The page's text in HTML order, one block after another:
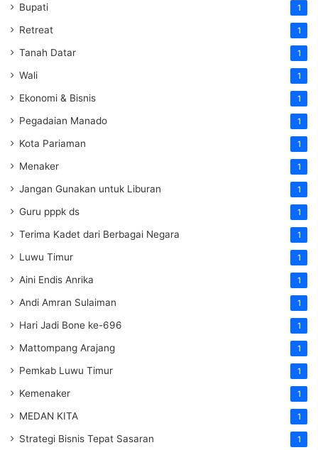
Bupati 1
Retreat 1
Tanah Datar 1
Wali 1
Ekonomi & Bisnis 1
Pegadaian Manado 1
Kota Pariaman 1
Menaker 1
Jangan Gunakan untuk Liburan 1
Guru pppk ds 1
Terima Kadet dari Berbagai Negara 1
Luwu Timur 1
Aini Endis Anrika 1
Andi Amran Sulaiman 1
Hari Jadi Bone ke-696 1
Mattompang Arajang 1
Pemkab Luwu Timur 1
Kemenaker 1
MEDAN KITA 1
Strategi Bisnis Tepat Sasaran 1